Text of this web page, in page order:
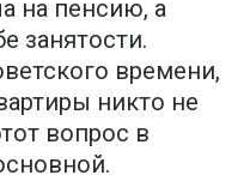
на пенсию, а
занятости.
времени,
никто не
вопрос в